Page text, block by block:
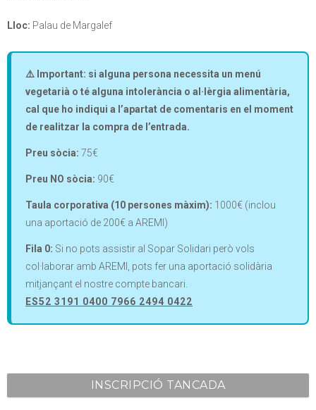
Lloc: Palau de Margalef
⚠️ Important: si alguna persona necessita un menú
vegetarià o té alguna intolerància o al·lèrgia alimentària,
cal que ho indiqui a l’apartat de comentaris en el moment
de realitzar la compra de l’entrada.
Preu sòcia: 75€
Preu NO sòcia: 90€
Taula corporativa (10 persones màxim): 1000€ (inclou
una aportació de 200€ a AREMI)
Fila 0: Si no pots assistir al Sopar Solidari però vols
col·laborar amb AREMI, pots fer una aportació solidària
mitjançant el nostre compte bancari.
ES52 3191 0400 7966 2494 0422
INSCRIPCIÓ TANCADA